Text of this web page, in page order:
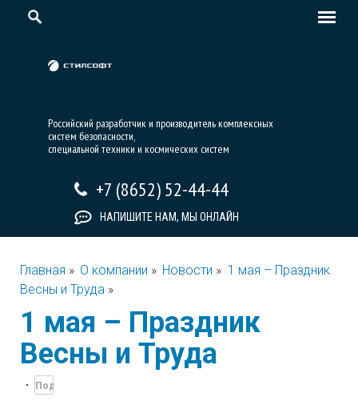
Российский разработчик и производитель комплексных
систем безопасности,
специальной техники и космических систем
+7 (8652) 52-44-44
НАПИШИТЕ НАМ, МЫ ОНЛАЙН
Главная » О компании » Новости » 1 мая – Праздник
Весны и Труда »
1 мая – Праздник
Весны и Труда